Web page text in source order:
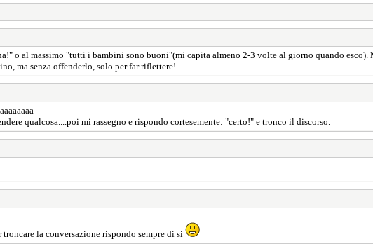
o al massimo "tutti i bambini sono buoni"(mi capita almeno 2-3 volte al giorno quando esco).
ma senza offenderlo, solo per far riflettere!
qualcosa....poi mi rassegno e rispondo cortesemente: "certo!" e tronco il discorso.
la conversazione rispondo sempre di si